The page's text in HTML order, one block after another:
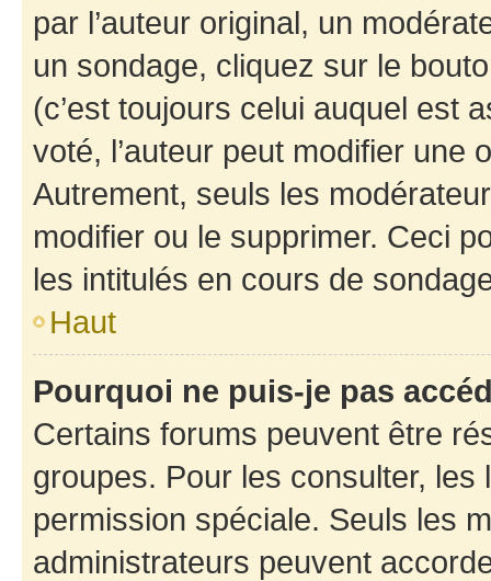
par l’auteur original, un
un sondage, cliquez sur le
(c’est toujours celui auquel est
voté, l’auteur peut modifier une
Autrement, seuls les
modifier ou le supprimer. Ceci
les intitulés en cours de
Haut
Pourquoi ne puis-je pas
Certains forums peuvent être
groupes. Pour les consulter,
permission spéciale. Seuls les
administrateurs peuvent